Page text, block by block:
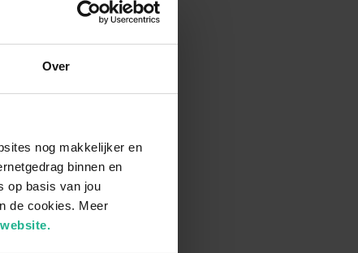
Over
nog makkelijker en
binnen en
op basis van jou
de cookies. Meer